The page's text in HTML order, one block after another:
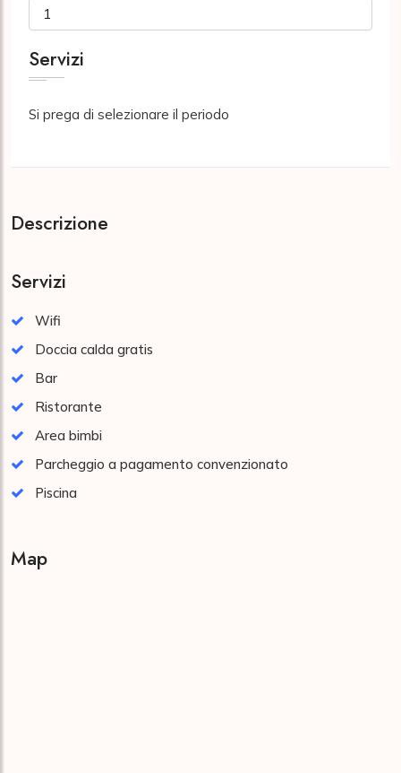
Servizi
Si prega di selezionare il periodo
Descrizione
Servizi
Wifi
Doccia calda gratis
Bar
Ristorante
Area bimbi
Parcheggio a pagamento convenzionato
Piscina
Map